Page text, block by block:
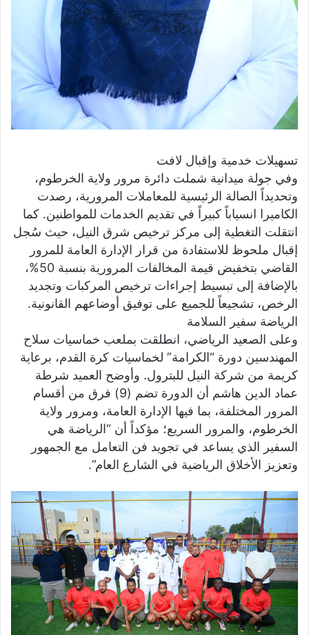
​تسهيلات خدمية وإقبال لافت
​وفي جولة ميدانية شملت دائرة مرور ولاية الخرطوم،
وتحديداً الصالة الرئيسية للمعاملات المرورية، رصدت
الكاميرا انسياباً كبيراً في تقديم الخدمات للمواطنين. كما
انتقلت التغطية إلى مركز ترخيص شرق النيل، حيث سُجل
إقبال ملحوظ للاستفادة من قرار الإدارة العامة للمرور
القاضي بتخفيض قيمة المخالفات المرورية بنسبة 50%،
بالإضافة إلى تبسيط إجراءات ترخيص المركبات وتجديد
الرخص، تشجيعاً للجميع على توفيق أوضاعهم القانونية.
​الرياضة سفير السلامة
​وعلى الصعيد الرياضي، انطلقت بملعب خماسيات سلاح
المهندسين دورة “الكرامة” لخماسيات كرة القدم، برعاية
كريمة من شركة النيل للبترول. وأوضح العميد شرطة
عماد الدين هاشم أن الدورة تضم (9) فرق من أقسام
المرور المختلفة، بما فيها الإدارة العامة، ومرور ولاية
الخرطوم، والمرور السريع؛ مؤكداً أن “الرياضة هي
السفير الذي يساعد في تجويد فن التعامل مع الجمهور
وتعزيز الأخلاق الرياضية في الشارع العام”.